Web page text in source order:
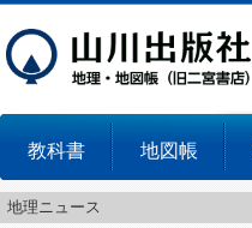
教科書 地図帳
地理ニュース